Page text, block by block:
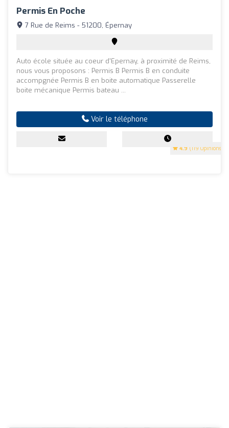
Permis En Poche
4.9 (119 Opinions)
7 Rue de Reims - 51200, Épernay
Auto école située au coeur d'Epernay, à proximité de Reims,
nous vous proposons : Permis B Permis B en conduite
accompgnée Permis B en boite automatique Passerelle
boite mécanique Permis bateau ...
Voir le téléphone